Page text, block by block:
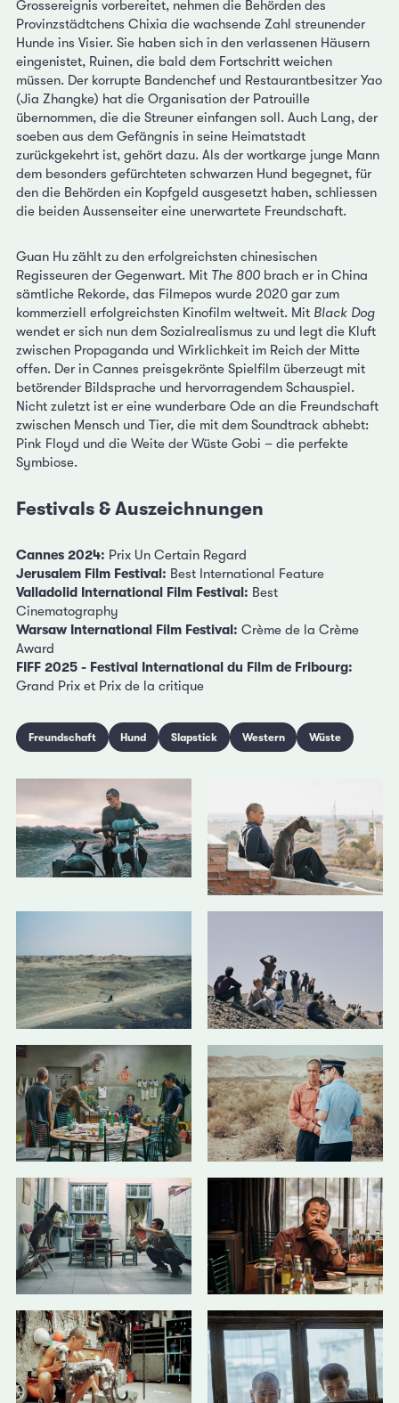
Grossereignis vorbereitet, nehmen die Behörden des
Provinzstädtchens Chixia die wachsende Zahl streunender
Hunde ins Visier. Sie haben sich in den verlassenen Häusern
eingenistet, Ruinen, die bald dem Fortschritt weichen
müssen. Der korrupte Bandenchef und Restaurantbesitzer Yao
(Jia Zhangke) hat die Organisation der Patrouille
übernommen, die die Streuner einfangen soll. Auch Lang, der
soeben aus dem Gefängnis in seine Heimatstadt
zurückgekehrt ist, gehört dazu. Als der wortkarge junge Mann
dem besonders gefürchteten schwarzen Hund begegnet, für
den die Behörden ein Kopfgeld ausgesetzt haben, schliessen
die beiden Aussenseiter eine unerwartete Freundschaft.
Guan Hu zählt zu den erfolgreichsten chinesischen
Regisseuren der Gegenwart. Mit The 800 brach er in China
sämtliche Rekorde, das Filmepos wurde 2020 gar zum
kommerziell erfolgreichsten Kinofilm weltweit. Mit Black Dog
wendet er sich nun dem Sozialrealismus zu und legt die Kluft
zwischen Propaganda und Wirklichkeit im Reich der Mitte
offen. Der in Cannes preisgekrönte Spielfilm überzeugt mit
betörender Bildsprache und hervorragendem Schauspiel.
Nicht zuletzt ist er eine wunderbare Ode an die Freundschaft
zwischen Mensch und Tier, die mit dem Soundtrack abhebt:
Pink Floyd und die Weite der Wüste Gobi – die perfekte
Symbiose.
Festivals & Auszeichnungen
Cannes 2024: Prix Un Certain Regard
Jerusalem Film Festival: Best International Feature
Valladolid International Film Festival: Best
Cinematography
Warsaw International Film Festival: Crème de la Crème
Award
FIFF 2025 - Festival International du Film de Fribourg:
Grand Prix et Prix de la critique
Freundschaft Hund Slapstick Western Wüste